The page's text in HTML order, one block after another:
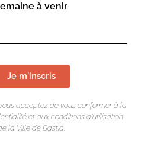
à venir
Je m'inscris
acceptez de vous conformer à la
et aux conditions d’utilisation
la Ville de Bastia.